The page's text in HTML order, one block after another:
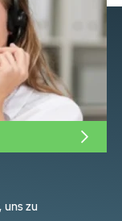
uns zu